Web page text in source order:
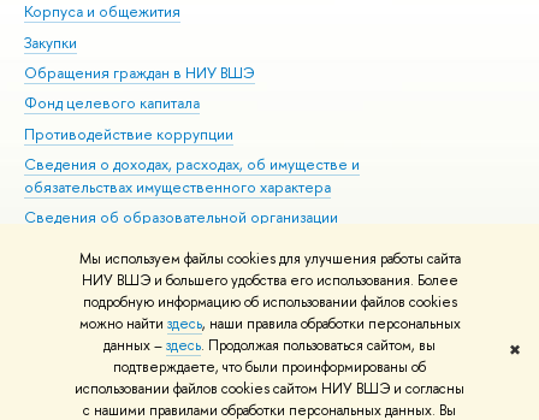
Мы используем файлы cookies для улучшения работы сайта
НИУ ВШЭ и большего удобства его использования. Более
подробную информацию об использовании файлов cookies
можно найти здесь, наши правила обработки персональных
данных –здесь. Продолжая пользоваться сайтом, вы
подтверждаете, что были проинформированы об
использовании файлов cookies сайтом НИУ ВШЭ и согласны
с нашими правилами обработки персональных данных. Вы
✖
Корпуса и общежития
Закупки
Обращения граждан в НИУ ВШЭ
Фонд целевого капитала
Противодействие коррупции
Сведения о доходах, расходах, об имуществе и
обязательствах имущественного характера
Сведения об образовательной организации
Людям с ограниченными возможностями здоровья
Единая платежная страница
Работа в Вышке
© НИУ ВШЭ 1993–2026 Адреса и контакты Условия использования
материалов Политика конфиденциальности Карта сайта